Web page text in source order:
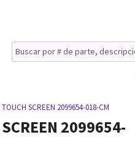
SCREEN 2099654-018-CM
2099654-